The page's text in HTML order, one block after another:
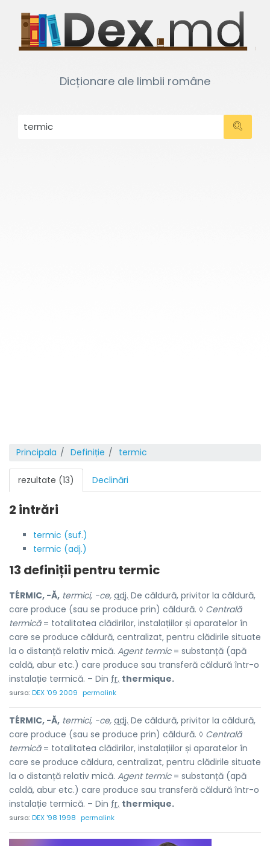
Dicționare ale limbii române
Principala Definiție termic
rezultate (13) Declinări
2 intrări
termic (suf.)
termic (adj.)
13 definiții pentru termic
TÉRMIC, -Ă, termici, -ce, adj. De căldură, privitor la căldură,
care produce (sau se produce prin) căldură. ◊ Centrală
termică= totalitatea clădirilor, instalațiilor și aparatelor în
care se produce căldură, centralizat, pentru clădirile situate
la o distanță relativ mică. Agent termic= substanță (apă
caldă, abur etc.) care produce sau transferă căldură într-o
instalație termică. – Din fr. thermique.
sursa:DEX '09 2009 permalink
TÉRMIC, -Ă, termici, -ce, adj. De căldură, privitor la căldură,
care produce (sau se produce prin) căldură. ◊ Centrală
termică= totalitatea clădirilor, instalațiilor și aparatelor în
care se produce căldura, centralizat, pentru clădirile situate
la o distanță relativ mică. Agent termic= substanță (apă
caldă, abur etc.) care produce sau transferă căldură într-o
instalație termică. – Din fr. thermique.
sursa:DEX '98 1998 permalink